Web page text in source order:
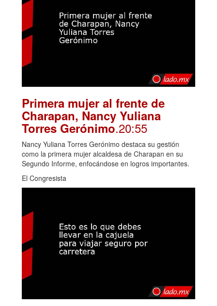
Primera mujer al frente de
Charapan, Nancy Yuliana
Torres Gerónimo.20:55
Nancy Yuliana Torres Gerónimo destaca su gestión
como la primera mujer alcaldesa de Charapan en su
Segundo Informe, enfocándose en logros importantes.
El Congresista